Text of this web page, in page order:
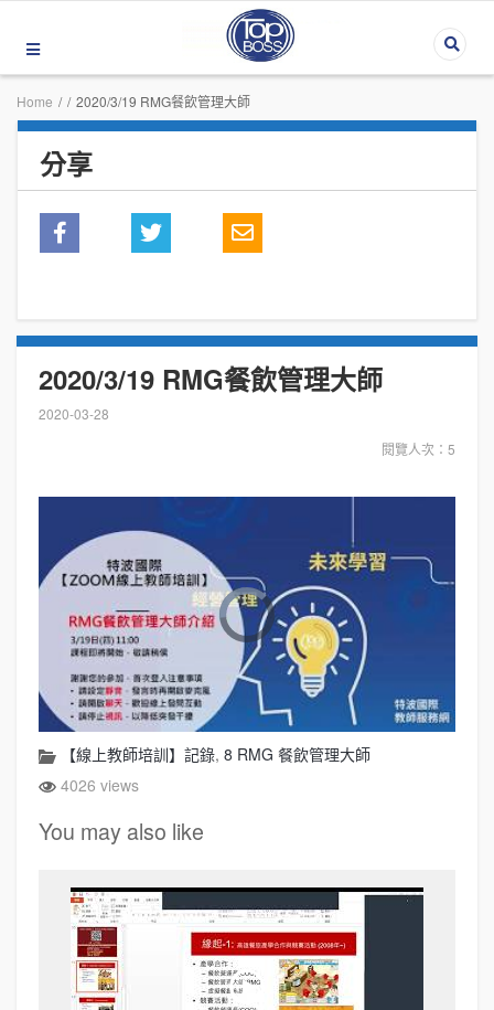
Home / / 2020/3/19 RMG餐飲管理大師
分享
2020/3/19 RMG餐飲管理大師
2020-03-28
閱覽人次：5
【線上教師培訓】記錄, 8 RMG 餐飲管理大師
4026 views
You may also like